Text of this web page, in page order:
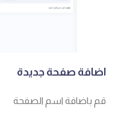
اضافة صفحة جديدة
قم باضافة اسم الصفحة